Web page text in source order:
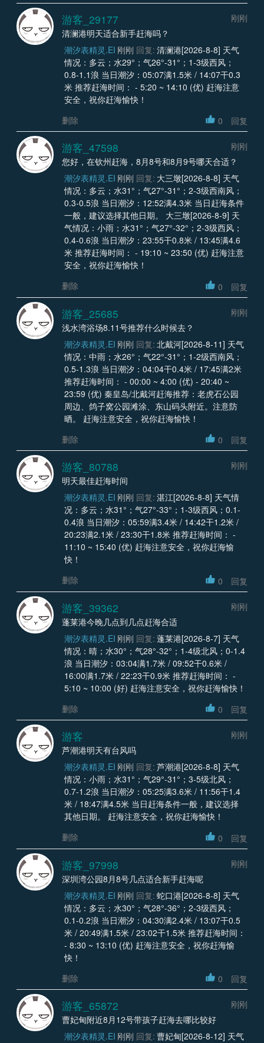
游客_29177
刚刚
清澜港明天适合新手赶海吗？
潮汐表精灵.EI 刚刚 回复: 清澜港[2026-8-8] 天气
情况：多云；水29°；气26°-31°；1-3级西风；
0.8-1.1浪 当日潮汐：05:07满1.5米 / 14:07干0.3
米 推荐赶海时间： - 5:20 ~ 14:10 (优) 赶海注意
安全，祝你赶海愉快！
删除
0 回复
游客_47598
刚刚
您好，在钦州赶海，8月8号和8月9号哪天合适？
潮汐表精灵.EI 刚刚 回复: 大三墩[2026-8-8] 天气
情况：多云；水31°；气27°-31°；2-3级西南风；
0.3-0.5浪 当日潮汐：12:52满4.3米 当日赶海条件
一般，建议选择其他日期。 大三墩[2026-8-9] 天
气情况：小雨；水31°；气27°-32°；2-3级西风；
0.4-0.6浪 当日潮汐：23:55干0.8米 / 13:45满4.6
米 推荐赶海时间： - 19:10 ~ 23:50 (优) 赶海注意
安全，祝你赶海愉快！
删除
0 回复
游客_25685
刚刚
浅水湾浴场8.11号推荐什么时候去？
潮汐表精灵.EI 刚刚 回复: 北戴河[2026-8-11] 天气
情况：中雨；水26°；气22°-31°；1-2级西南风；
0.5-1.3浪 当日潮汐：04:04干0.4米 / 17:45满2米
推荐赶海时间： - 00:00 ~ 4:00 (优) - 20:40 ~
23:59 (优) 秦皇岛/北戴河赶海推荐：老虎石公园
周边、鸽子窝公园滩涂、东山码头附近。注意防
晒。 赶海注意安全，祝你赶海愉快！
删除
0 回复
游客_80788
刚刚
明天最佳赶海时间
潮汐表精灵.EI 刚刚 回复: 湛江[2026-8-8] 天气情
况：多云；水31°；气27°-33°；1-3级西风；0.1-
0.4浪 当日潮汐：05:59满3.4米 / 14:42干1.2米 /
20:23满2.1米 / 23:30干1.8米 推荐赶海时间： -
11:10 ~ 15:40 (优) 赶海注意安全，祝你赶海愉
快！
删除
0 回复
游客_39362
刚刚
蓬莱港今晚几点到几点赶海合适
潮汐表精灵.EI 刚刚 回复: 蓬莱港[2026-8-7] 天气
情况：晴；水30°；气28°-32°；1-4级北风；0-1.4
浪 当日潮汐：03:04满1.7米 / 09:52干0.6米 /
16:00满1.7米 / 22:23干0.9米 推荐赶海时间： -
5:10 ~ 10:00 (好) 赶海注意安全，祝你赶海愉快！
删除
0 回复
游客
刚刚
芦潮港明天有台风吗
潮汐表精灵.EI 刚刚 回复: 芦潮港[2026-8-8] 天气
情况：小雨；水31°；气29°-31°；3-5级北风；
0.7-1.2浪 当日潮汐：05:25满3.6米 / 11:56干1.4
米 / 18:47满4.5米 当日赶海条件一般，建议选择
其他日期。 赶海注意安全，祝你赶海愉快！
删除
0 回复
游客_97998
刚刚
深圳湾公园8月8号几点适合新手赶海呢
潮汐表精灵.EI 刚刚 回复: 蛇口港[2026-8-8] 天气
情况：多云；水30°；气28°-36°；2-3级西风；
0.1-0.2浪 当日潮汐：04:30满2.4米 / 13:07干0.5
米 / 20:49满1.5米 / 23:02干1.5米 推荐赶海时间：
- 8:30 ~ 13:10 (优) 赶海注意安全，祝你赶海愉
快！
删除
0 回复
游客_65872
刚刚
曹妃甸附近8月12号带孩子赶海去哪比较好
潮汐表精灵.EI 刚刚 回复: 曹妃甸[2026-8-12] 天气